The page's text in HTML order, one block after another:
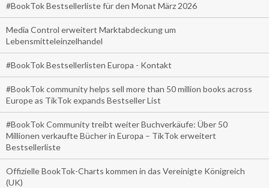
#BookTok Bestsellerliste für den Monat März 2026
Media Control erweitert Marktabdeckung um
Lebensmitteleinzelhandel
#BookTok Bestsellerlisten Europa - Kontakt
#BookTok community helps sell more than 50 million books across
Europe as TikTok expands Bestseller List
#BookTok Community treibt weiter Buchverkäufe: Über 50
Millionen verkaufte Bücher in Europa – TikTok erweitert
Bestsellerliste
Offizielle BookTok-Charts kommen in das Vereinigte Königreich
(UK)